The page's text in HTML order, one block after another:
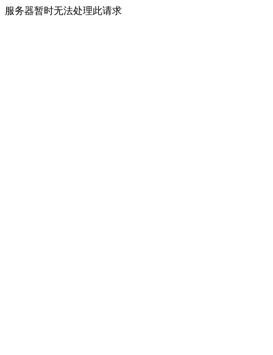
服务器暂时无法处理此请求